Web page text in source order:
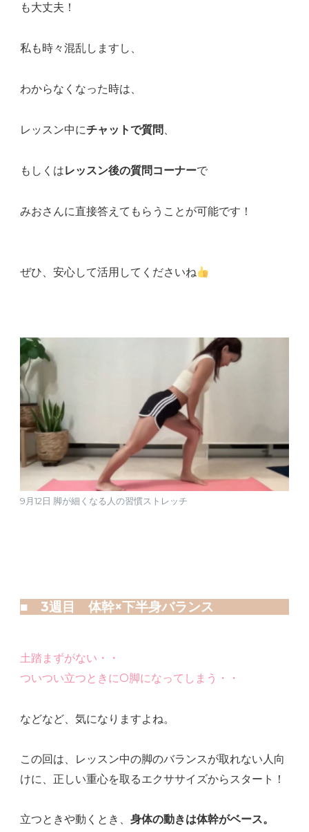
も大丈夫！
私も時々混乱しますし、
わからなくなった時は、
レッスン中にチャットで質問 、
もしくはレッスン後の質問コーナーで
みおさんに直接答えてもらうことが可能です！
ぜひ、安心して活用してくださいね
9月12日 脚が細くなる人の習慣ストレッチ
■ 3週目 体幹×下半身バランス
土踏まずがない・・
ついつい立つときにO脚になってしまう・・
などなど、気になりますよね。
この回は、レッスン中の脚のバランスが取れない人向
けに、正しい重心を取るエクササイズからスタート！
立つときや動くとき、 身体の動きは体幹がベース。